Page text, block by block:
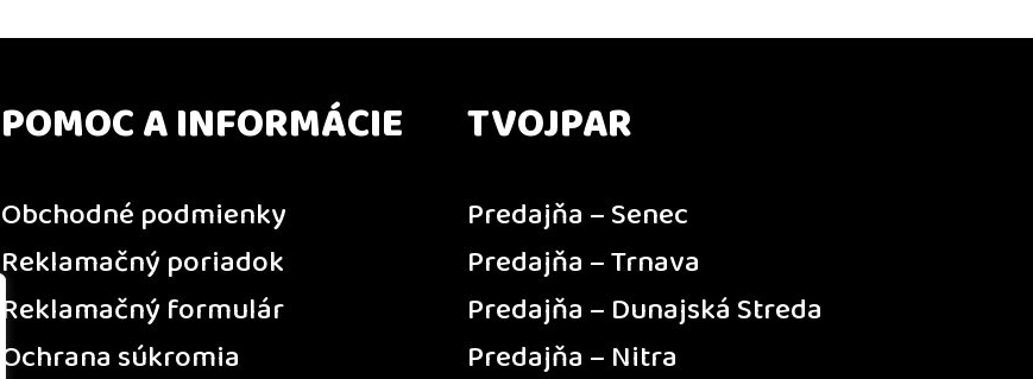
POMOC A INFORMÁCIE
Obchodné podmienky
Reklamačný poriadok
Reklamačný formulár
Ochrana súkromia
TVOJPAR
Predajňa – Senec
Predajňa – Trnava
Predajňa – Dunajská Streda
Predajňa – Nitra